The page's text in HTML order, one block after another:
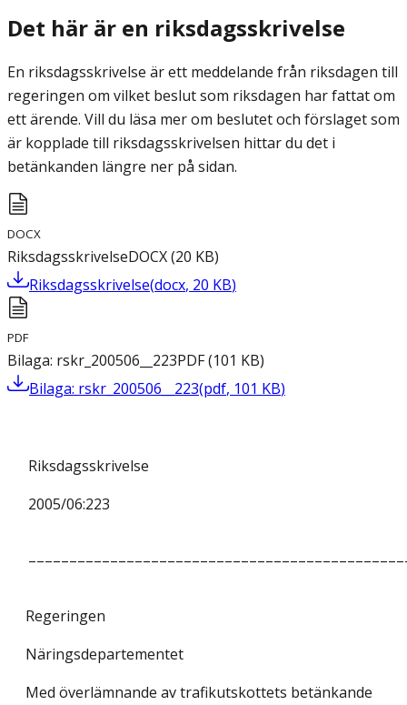
Det här är en riksdagsskrivelse
En riksdagsskrivelse är ett meddelande från riksdagen till
regeringen om vilket beslut som riksdagen har fattat om
ett ärende. Vill du läsa mer om beslutet och förslaget som
är kopplade till riksdagsskrivelsen hittar du det i
betänkanden längre ner på sidan.
DOCX
RiksdagsskrivelseDOCX(20 KB)
Riksdagsskrivelse(docx, 20 KB)
PDF
Bilaga: rskr_200506__223PDF(101 KB)
Bilaga: rskr_200506__223(pdf, 101 KB)
Riksdagsskrivelse
2005/06:223
Regeringen
Näringsdepartementet
Med överlämnande av trafikutskottets betänkande